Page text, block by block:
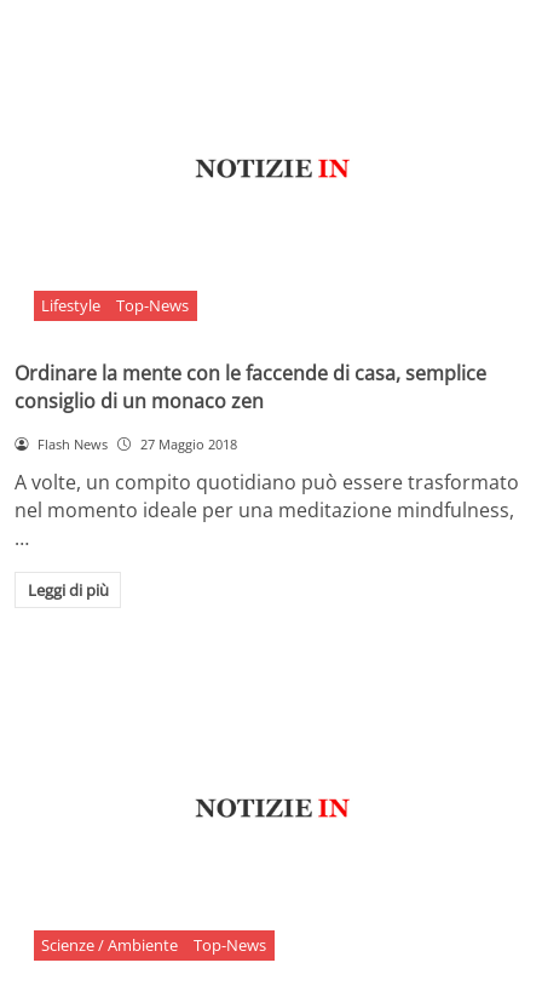
Lifestyle Top-News
Ordinare la mente con le faccende di casa, semplice
consiglio di un monaco zen
Flash News 27 Maggio 2018
A volte, un compito quotidiano può essere trasformato
nel momento ideale per una meditazione mindfulness,
…
Leggi di più
Scienze / Ambiente Top-News